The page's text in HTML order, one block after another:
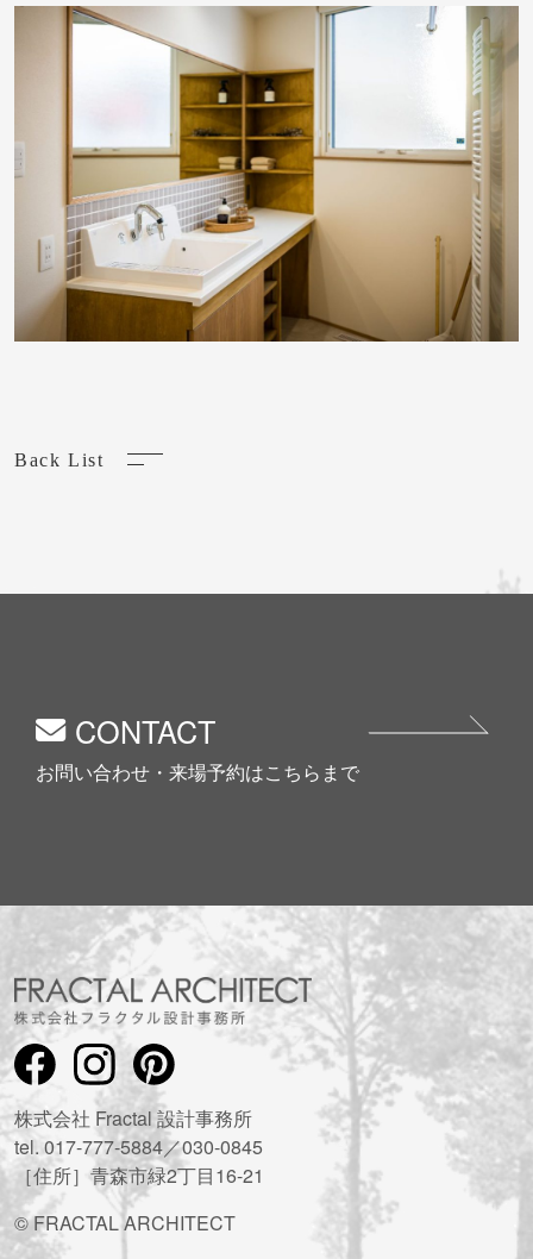
Back List
CONTACT
お問い合わせ・来場予約はこちらまで
株式会社 Fractal 設計事務所
tel. 017-777-5884／030-0845
［住所］青森市緑2丁目16-21
© FRACTAL ARCHITECT